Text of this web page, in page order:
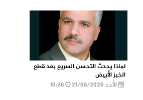
لماذا يحدث التحسن السريع بعد قطع
الخبز الأبيض
الأحد 21/06/2026